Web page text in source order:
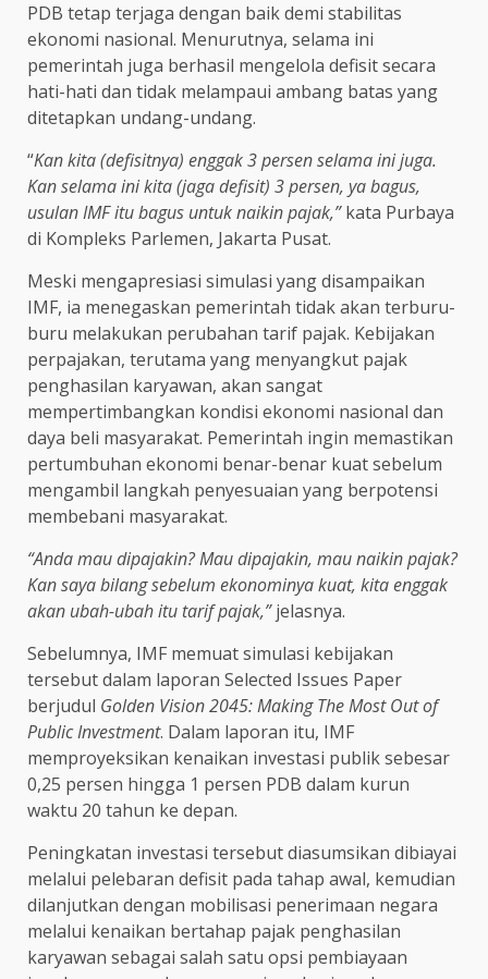
PDB tetap terjaga dengan baik demi stabilitas
ekonomi nasional. Menurutnya, selama ini
pemerintah juga berhasil mengelola defisit secara
hati-hati dan tidak melampaui ambang batas yang
ditetapkan undang-undang.
“Kan kita (defisitnya) enggak 3 persen selama ini juga.
Kan selama ini kita (jaga defisit) 3 persen, ya bagus,
usulan IMF itu bagus untuk naikin pajak,”kata Purbaya
di Kompleks Parlemen, Jakarta Pusat.
Meski mengapresiasi simulasi yang disampaikan
IMF, ia menegaskan pemerintah tidak akan terburu-
buru melakukan perubahan tarif pajak. Kebijakan
perpajakan, terutama yang menyangkut pajak
penghasilan karyawan, akan sangat
mempertimbangkan kondisi ekonomi nasional dan
daya beli masyarakat. Pemerintah ingin memastikan
pertumbuhan ekonomi benar-benar kuat sebelum
mengambil langkah penyesuaian yang berpotensi
membebani masyarakat.
“Anda mau dipajakin? Mau dipajakin, mau naikin pajak?
Kan saya bilang sebelum ekonominya kuat, kita enggak
akan ubah-ubah itu tarif pajak,”jelasnya.
Sebelumnya, IMF memuat simulasi kebijakan
tersebut dalam laporan Selected Issues Paper
berjudul Golden Vision 2045: Making The Most Out of
Public Investment. Dalam laporan itu, IMF
memproyeksikan kenaikan investasi publik sebesar
0,25 persen hingga 1 persen PDB dalam kurun
waktu 20 tahun ke depan.
Peningkatan investasi tersebut diasumsikan dibiayai
melalui pelebaran defisit pada tahap awal, kemudian
dilanjutkan dengan mobilisasi penerimaan negara
melalui kenaikan bertahap pajak penghasilan
karyawan sebagai salah satu opsi pembiayaan